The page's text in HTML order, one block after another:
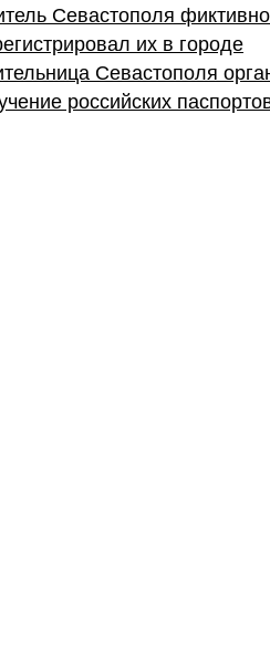
Севастополя
их в городе
Севастополя
российских